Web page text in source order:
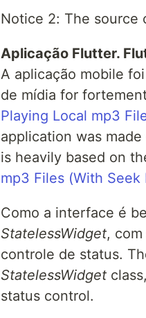
Notice 2: The source
Aplicação Flutter.
A aplicação mobile
de mídia for
Playing Local mp3
application was
is heavily based on
mp3 Files (With
Como a interface é
StatelessWidget,
controle de status.
StatelessWidget
status control.